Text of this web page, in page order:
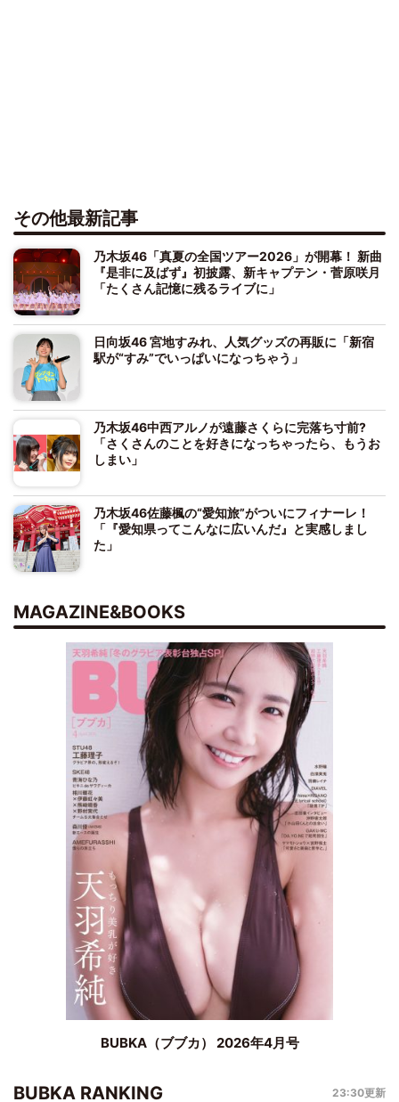
その他最新記事
乃木坂46「真夏の全国ツアー2026」が開幕！ 新曲
『是非に及ばず』初披露、新キャプテン・菅原咲月
「たくさん記憶に残るライブに」
日向坂46 宮地すみれ、人気グッズの再販に「新宿
駅が“すみ”でいっぱいになっちゃう」
乃木坂46中西アルノが遠藤さくらに完落ち寸前?
「さくさんのことを好きになっちゃったら、もうお
しまい」
乃木坂46佐藤楓の“愛知旅”がついにフィナーレ！
「『愛知県ってこんなに広いんだ』と実感しまし
た」
MAGAZINE&BOOKS
BUBKA（ブブカ） 2026年4月号
BUBKA RANKING 23:30更新